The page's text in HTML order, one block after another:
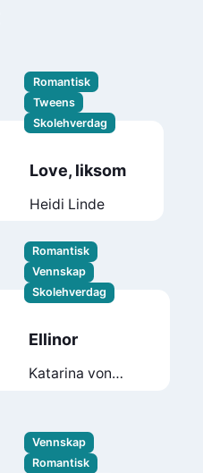
Romantisk
Tweens
Skolehverdag
Love, liksom
Heidi Linde
Romantisk
Vennskap
Skolehverdag
Ellinor
Katarina von
Vennskap
Romantisk